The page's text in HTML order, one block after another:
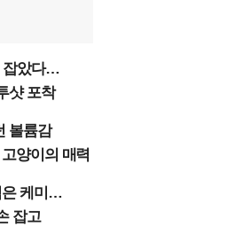
잡았다…
샷 포착
볼륨감
양이의 매력
은 케미…
잡고